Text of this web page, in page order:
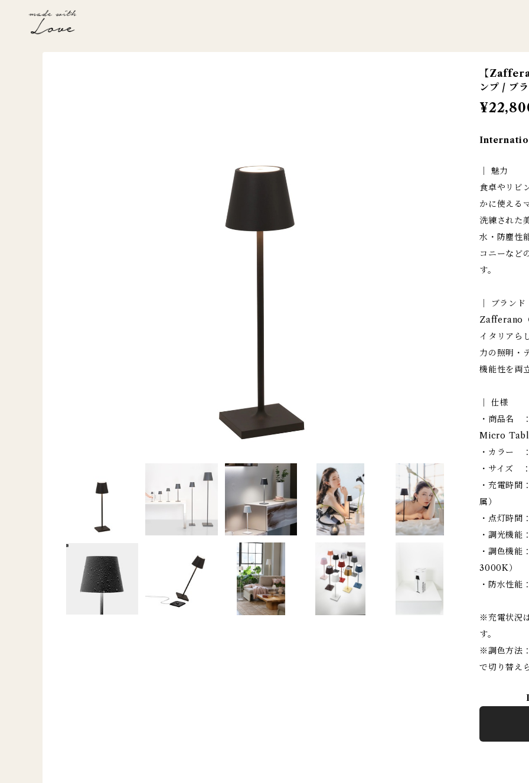
【
ンプ / ブ
│ 魅力
食卓やリビ
かに使える
洗練された
水・防塵性
コニーなど
す。
│ ブランド
Zafferano
イタリアら
力の照明・
機能性を両
│ 仕様
・商品名
Micro
・カラー
・サイズ
・充電時間
属）
・点灯時間
・調光機能
・調色機
3000K）
・防水性
※充電状況
す。
※調色方法
で切り替え